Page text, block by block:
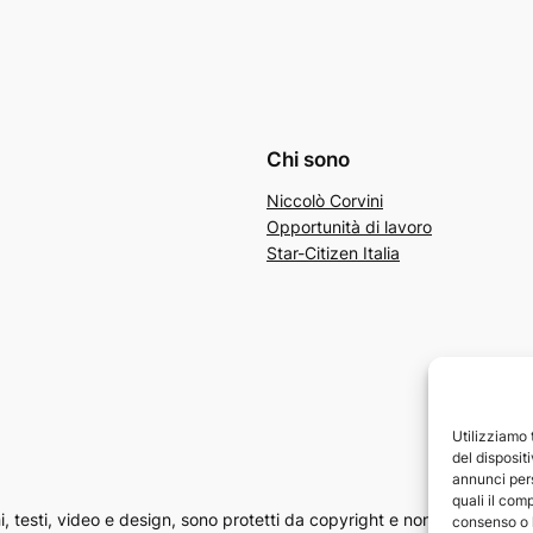
Utilizziamo
del
annunci
quali il
consenso o
Chi sono
Niccolò Corvini
Opportunità di lavoro
Star-Citizen Italia
testi, video e design, sono protetti da copyright e non possono